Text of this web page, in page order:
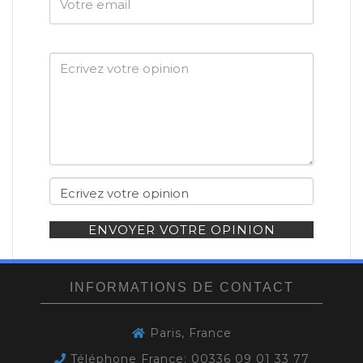
email
ENVOYER VOTRE OPINION
INFORMATIONS DE CONTACT
Paris, France
Téléphone France: 00336 09 01 33 77